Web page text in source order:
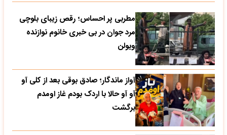
مطربی پر احساس؛ رقص زیبای بلوچی
مرد جوان در بی خبری خانوم نوازنده
ویولن
آواز ماندگار؛ صادق بوقی بعد از کلی آو
آو آو حالا با اردک بودم غاز اومدم
برگشت